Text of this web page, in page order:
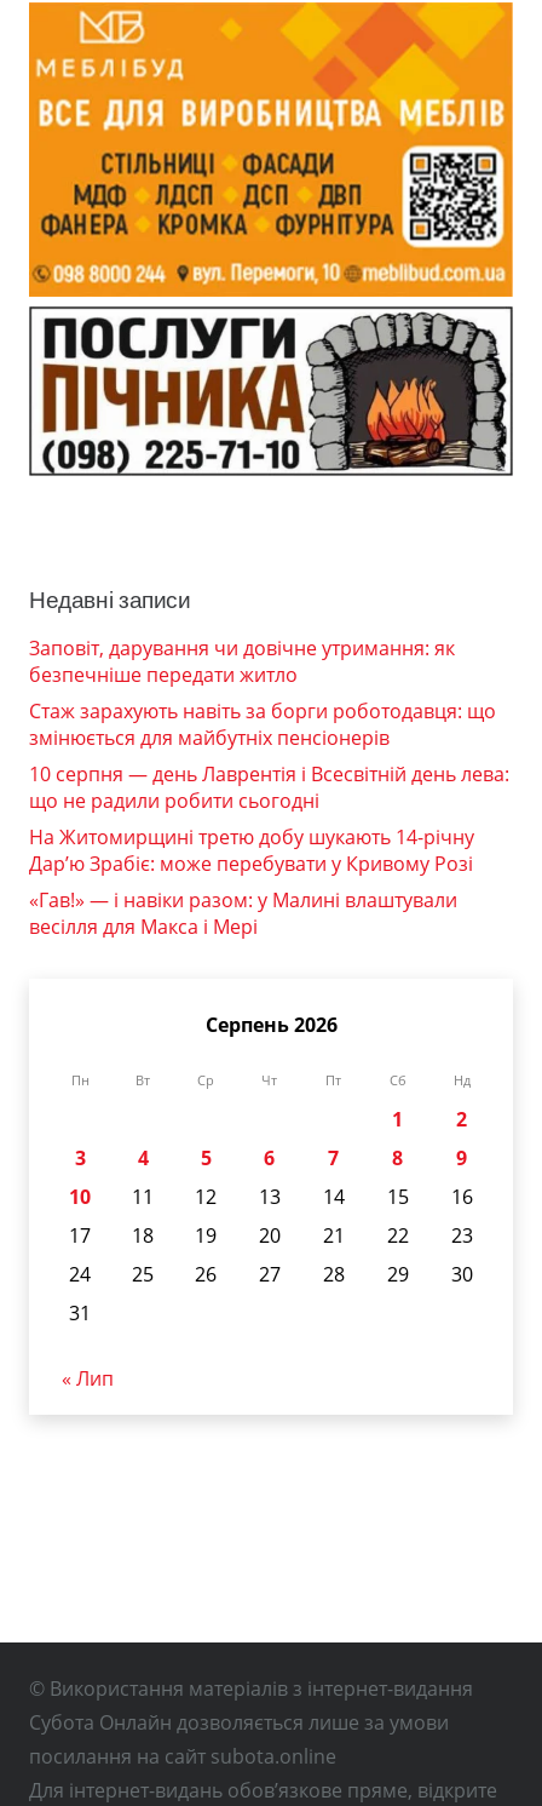
Недавні записи
Заповіт, дарування чи довічне утримання: як
безпечніше передати житло
Стаж зарахують навіть за борги роботодавця: що
змінюється для майбутніх пенсіонерів
10 серпня — день Лаврентія і Всесвітній день лева:
що не радили робити сьогодні
На Житомирщині третю добу шукають 14-річну
Дар’ю Зрабіє: може перебувати у Кривому Розі
«Гав!» — і навіки разом: у Малині влаштували
весілля для Макса і Мері
Серпень 2026
Пн Вт Ср Чт Пт Сб Нд
1
2
3
4 5 6 7 8
9
10
11 12 13 14 15
16
17
18 19 20 21 22
23
24
25 26 27 28 29
30
31
« Лип
© Використання матеріалів з інтернет-видання
Субота Онлайн дозволяється лише за умови
посилання на сайт subota.online
Для інтернет-видань обов’язкове пряме, відкрите